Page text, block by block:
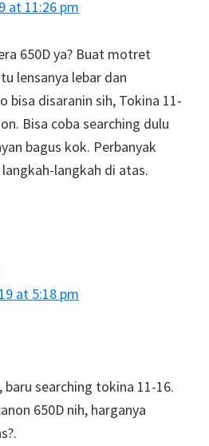
at 11:26 pm
650D ya? Buat motret
lensanya lebar dan
bisa disaranin sih, Tokina 11-
Bisa coba searching dulu
bagus kok. Perbanyak
langkah di atas.
at 5:18 pm
baru searching tokina 11-16.
650D nih, harganya